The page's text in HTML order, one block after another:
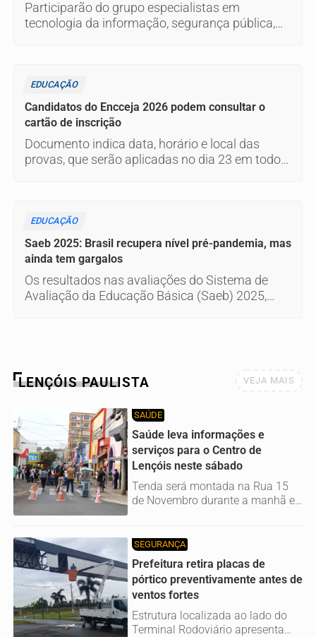
Participarão do grupo especialistas em
tecnologia da informação, segurança pública,
EDUCAÇÃO
Candidatos do Encceja 2026 podem consultar o
cartão de inscrição
Documento indica data, horário e local das
provas, que serão aplicadas no dia 23 em todo o
EDUCAÇÃO
Saeb 2025: Brasil recupera nível pré-pandemia, mas
ainda tem gargalos
Os resultados nas avaliações do Sistema de
Avaliação da Educação Básica (Saeb) 2025,
matemática em todas as etapas de ensino, a
aprendizagem ainda é o principal desafio do
LENÇÓIS PAULISTA VEJA MAIS
SAÚDE
Saúde leva informações e
serviços para o Centro de
Lençóis neste sábado
Tenda será montada na Rua 15
de Novembro durante a manhã e
SEGURANÇA
Prefeitura retira placas de
pórtico preventivamente antes de
ventos fortes
Estrutura localizada ao lado do
Terminal Rodoviário apresenta